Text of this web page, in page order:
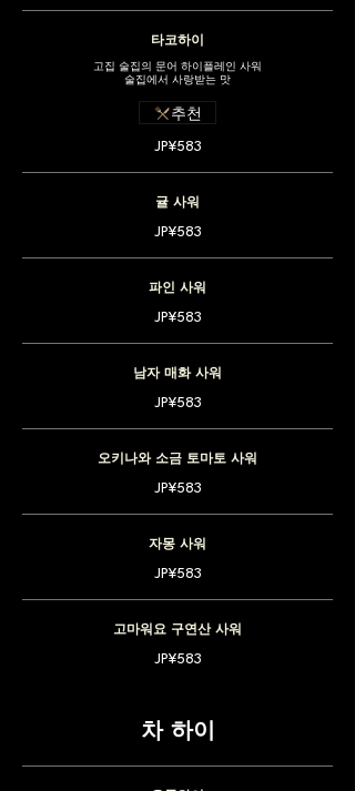
타코하이
고집 술집의 문어 하이플레인 사워
술집에서 사랑받는 맛
JP¥583
추천
귤 사워
JP¥583
파인 사워
JP¥583
남자 매화 사워
JP¥583
오키나와 소금 토마토 사워
JP¥583
자몽 사워
JP¥583
고마워요 구연산 사워
JP¥583
차 하이